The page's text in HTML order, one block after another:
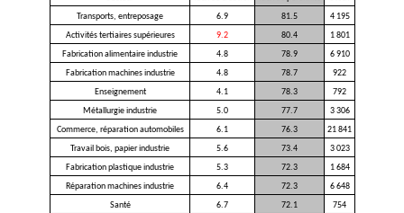
Transports, entreposage
6.9 81.5
4 195
Activités tertiaires supérieures
9.2 80.4
1 801
Fabrication alimentaire industrie
4.8 78.9
6 910
Fabrication machines industrie
4.8 78.7
922
Enseignement
4.1 78.3
792
Métallurgie industrie
5.0 77.7
3 306
Commerce, réparation automobiles
6.1 76.3
21 841
Travail bois, papier industrie
5.6 73.4
3 023
Fabrication plastique industrie
5.3 72.3
1 684
Réparation machines industrie
6.4 72.3
6 648
Santé
6.7 72.1
754